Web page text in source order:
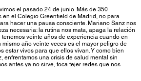
el pasado 24 de junio. Más de 350
en el Colegio Greenfield de Madrid, no para
hacer una pausa consciente. Mariano Sanz nos
necesaria: la rutina nos mata, apaga la relación
veinte años de experiencia cuando en
año veinte veces es el mayor peligro de
estar vivos para que ellos vivan. Y como bien
enfrentamos una crisis de salud mental sin
antes ya no sirve, toca tejer redes que nos